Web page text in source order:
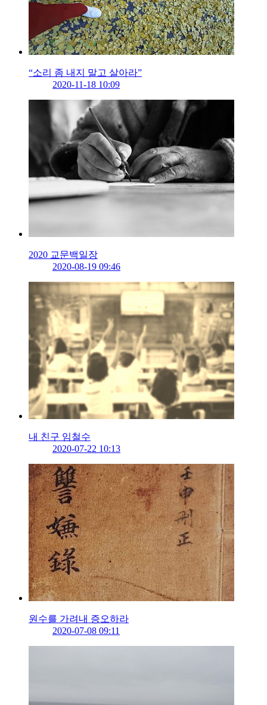
“소리 좀 내지 말고 살아라”
2020-11-18 10:09
2020 교문백일장
2020-08-19 09:46
내 친구 임철수
2020-07-22 10:13
원수를 가려내 증오하라
2020-07-08 09:11